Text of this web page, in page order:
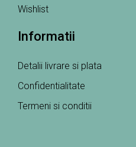
Wishlist
Informatii
Detalii livrare si plata
Confidentialitate
Termeni si conditii